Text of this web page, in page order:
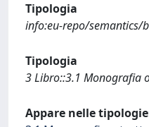
Tipologia
info:eu-repo/semantics/
Tipologia
3 Libro::3.1 Monografia
Appare nelle